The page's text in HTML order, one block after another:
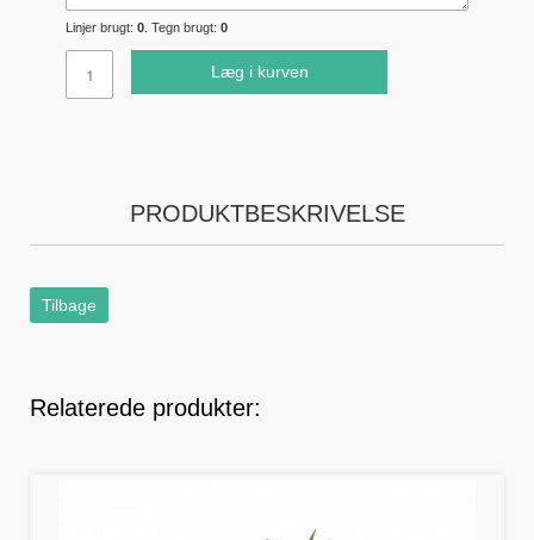
Linjer brugt: 0 . Tegn brugt: 0
Læg i kurven
PRODUKTBESKRIVELSE
Tilbage
Relaterede produkter: